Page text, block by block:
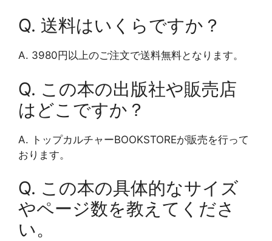
Q. 送料はいくらですか？
A. 3980円以上のご注文で送料無料となります。
Q. この本の出版社や販売店
はどこですか？
A. トップカルチャーBOOKSTOREが販売を行って
おります。
Q. この本の具体的なサイズ
やページ数を教えてくださ
い。